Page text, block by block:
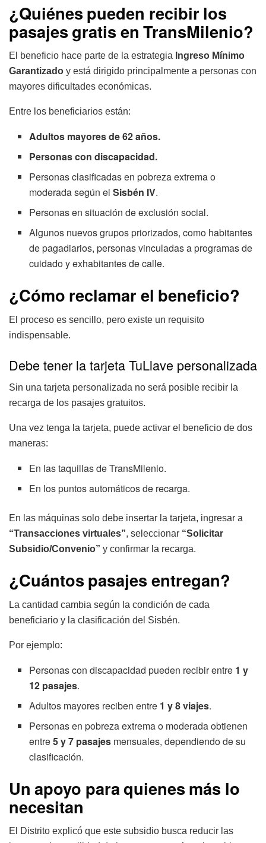
¿Quiénes pueden recibir los
pasajes gratis en TransMilenio?
El beneficio hace parte de la estrategia Ingreso Mínimo
Garantizado y está dirigido principalmente a personas con
mayores dificultades económicas.
Entre los beneficiarios están:
Adultos mayores de 62 años.
Personas con discapacidad.
Personas clasificadas en pobreza extrema o
moderada según elSisbén IV.
Personas en situación de exclusión social.
Algunos nuevos grupos priorizados, como habitantes
de pagadiarios, personas vinculadas a programas de
cuidado y exhabitantes de calle.
¿Cómo reclamar el beneficio?
El proceso es sencillo, pero existe un requisito
indispensable.
Debe tener la tarjeta TuLlave personalizada
Sin una tarjeta personalizada no será posible recibir la
recarga de los pasajes gratuitos.
Una vez tenga la tarjeta, puede activar el beneficio de dos
maneras:
En las taquillas de TransMilenio.
En los puntos automáticos de recarga.
En las máquinas solo debe insertar la tarjeta, ingresar a
“Transacciones virtuales”, seleccionar “Solicitar
Subsidio/Convenio” y confirmar la recarga.
¿Cuántos pasajes entregan?
La cantidad cambia según la condición de cada
beneficiario y la clasificación del Sisbén.
Por ejemplo:
Personas con discapacidad pueden recibir entre 1 y
12 pasajes.
Adultos mayores reciben entre 1 y 8 viajes.
Personas en pobreza extrema o moderada obtienen
entre5 y 7 pasajes mensuales, dependiendo de su
clasificación.
Un apoyo para quienes más lo
necesitan
El Distrito explicó que este subsidio busca reducir las